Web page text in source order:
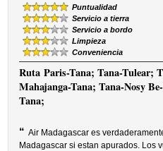
Puntualidad
Servicio a tierra
Servicio a bordo
Limpieza
Conveniencia
RutaParis-Tana; Tana-Tulear;
Mahajanga-Tana; Tana-Nosy
Tana;
“ Air Madagascar es
Madagascar si estan apurados. Los